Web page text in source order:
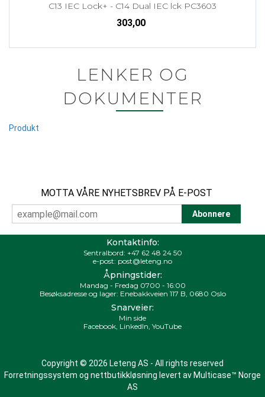
C13 IEC Lock+ - C14 Dual IEC lck PC3603
303,00
LENKER OG
DOKUMENTER
Produkt
MOTTA VÅRE NYHETSBREV PÅ E-POST
Kontaktinfo:
Sentralbord: +47 62 48 24 50
e-post: post@leteng.no
Åpningstider:
Mandag - Fredag 0700 - 16:00
Besøksadresse og lager: Enebakkveien 117 B, 0680 Oslo
Snarveier:
Min side
Facebook, LinkedIn, YouTube
Copyright © 2026 Leteng AS - All rights reserved
Forretningssystem og nettbutikkløsning levert av Multicase™ Norge
AS